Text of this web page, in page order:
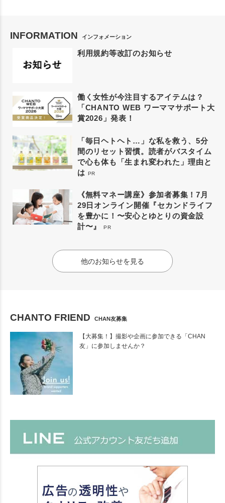
INFORMATION インフォメーション
利用規約等改訂のお知らせ
働く女性が今注目するアイテムは？
「CHANTO WEB ワーママサポート大
賞2026」発表！
「毎日ヘトヘト…」な私を救う、5分
間のリセット習慣。読者がバスタイム
で心も体も「生まれ変われた」理由と
は PR
《無料マネー講座》参加者募集！7月
29日オンライン開催『セカンドライフ
を豊かに！〜安心とゆとりの資金設
計〜』
PR
他のお知らせを見る
CHANTO FRIEND CHAN友募集
【大募集！】撮影や企画に参加できる「CHAN
友」に参加しませんか？